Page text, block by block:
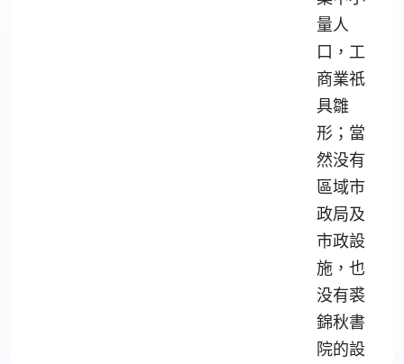
量人
口，工
商業祇
具雛
形；當
然没有
區域市
政局及
市政設
施，也
没有裘
錦秋書
院的設